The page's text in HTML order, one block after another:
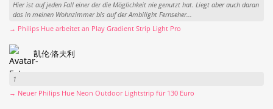
Hier ist auf jeden Fall einer der die Möglichkeit nie genutzt hat. Liegt aber auch daran
das in meinen Wohnzimmer bis auf der Ambilight Fernseher...
→ Philips Hue arbeitet an Play Gradient Strip Light Pro
凯伦·洛夫利
1
→ Neuer Philips Hue Neon Outdoor Lightstrip für 130 Euro